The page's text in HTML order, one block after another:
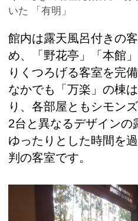
いた 「有明」
館内は露天風呂付きの
め、「野花亭」「本館
りくつろげる客室を完備
なかでも「万楽」の棟
り、各部屋ともシモン
2台と異なるデザインの
ゆったりとした時間を
判の客室です。